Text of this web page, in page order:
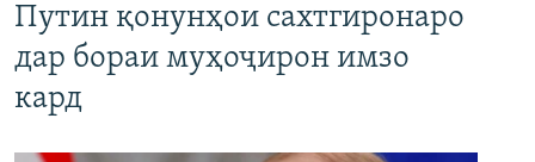
Путин қонунҳои сахтгиронаро
дар бораи муҳоҷирон имзо
кард